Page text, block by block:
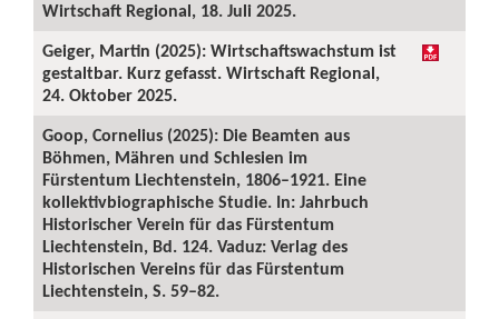
Wirtschaft Regional, 18. Juli 2025.
Geiger, Martin (2025): Wirtschaftswachstum ist
gestaltbar. Kurz gefasst. Wirtschaft Regional,
24. Oktober 2025.
Goop, Cornelius (2025): Die Beamten aus
Böhmen, Mähren und Schlesien im
Fürstentum Liechtenstein, 1806–1921. Eine
kollektivbiographische Studie. In: Jahrbuch
Historischer Verein für das Fürstentum
Liechtenstein, Bd. 124. Vaduz: Verlag des
Historischen Vereins für das Fürstentum
Liechtenstein, S. 59–82.